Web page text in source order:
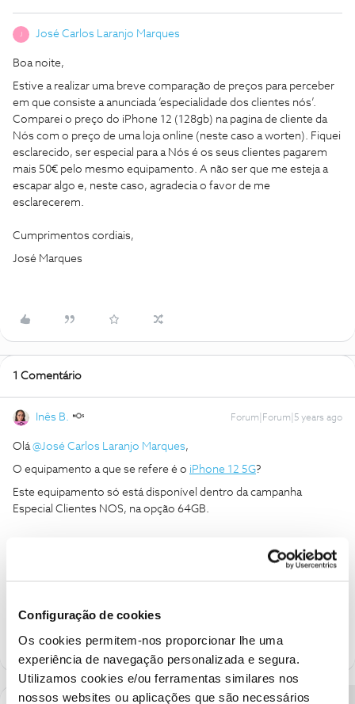
Configuração de cookies
Os cookies permitem-nos proporcionar lhe uma
experiência de navegação personalizada e segura.
Utilizamos cookies e/ou ferramentas similares nos
nossos websites ou aplicações que são necessários
José Carlos Laranjo Marques
Boa noite,
Estive a realizar uma breve comparação de preços para perceber
em que consiste a anunciada ‘especialidade dos clientes nós’.
Comparei o preço do iPhone 12 (128gb) na pagina de cliente da
Nós com o preço de uma loja online (neste caso a worten). Fiquei
esclarecido, ser especial para a Nós é os seus clientes pagarem
mais 50€ pelo mesmo equipamento. A não ser que me esteja a
escapar algo e, neste caso, agradecia o favor de me
esclarecerem.
Cumprimentos cordiais,
José Marques
1 Comentário
Inês B. Forum|Forum|5 years ago
Olá@José Carlos Laranjo Marques,
O equipamento a que se refere é o iPhone 12 5G?
Este equipamento só está disponível dentro da campanha
Especial Clientes NOS, na opção 64GB.
como "Melhor Resposta" e faça "Like" nos melhores comentários.